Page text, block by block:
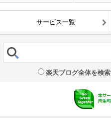
サービス一覧
楽天ブログ全体を検索